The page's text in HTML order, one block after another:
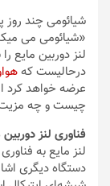
شیائومی چند
«شیائومی می
لنز دوربین
درحالیست که
عرضه خواهد کرد
چیست و چه
فناوری لنز
لنز مایع به
دستگاه دیگری